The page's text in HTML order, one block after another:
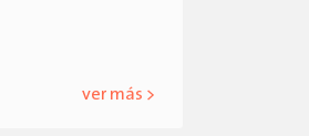
ver más >